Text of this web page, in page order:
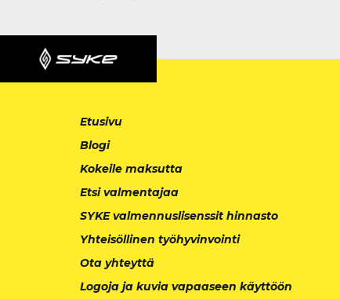
Etusivu
Blogi
Kokeile maksutta
Etsi valmentajaa
SYKE valmennuslisenssit hinnasto
Yhteisöllinen työhyvinvointi
Ota yhteyttä
Logoja ja kuvia vapaaseen käyttöön